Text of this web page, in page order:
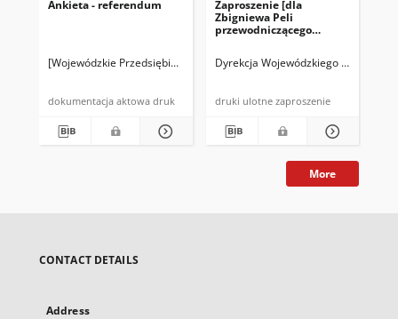
Ankieta - referendum
[Wojewódzkie Przedsiębiorstwo Turystyczne "Łysogóry" w Kielcach]
dokumentacja aktowa druk
Zaproszenie [dla
Zbigniewa Peli
przewodniczącego
Dyrekcja Wojewódzkiego
druki ulotne zaproszenie
More
CONTACT DETAILS
Address